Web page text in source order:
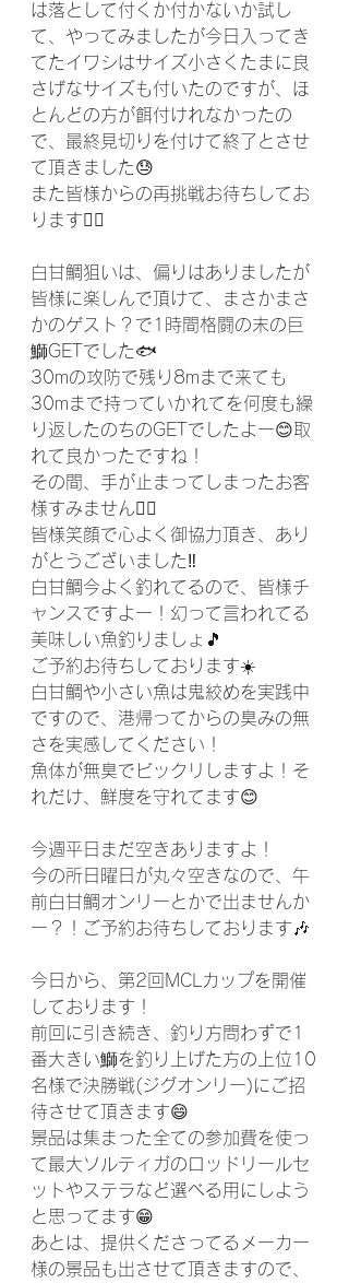
は落として付くか付かないか試し
て、やってみましたが今日入ってき
てたイワシはサイズ小さくたまに良
さげなサイズも付いたのですが、ほ
とんどの方が餌付けれなかったの
で、最終見切りを付けて終了とさせ
て頂きました😓
また皆様からの再挑戦お待ちしてお
ります🙇‍♂️
白甘鯛狙いは、偏りはありましたが
皆様に楽しんで頂けて、まさかまさ
かのゲスト？で1時間格闘の末の巨
鰤GETでした🐟
30mの攻防で残り8mまで来ても
30mまで持っていかれてを何度も繰
り返したのちのGETでしたよー😊取
れて良かったですね！
その間、手が止まってしまったお客
様すみません🙇‍♀️
皆様笑顔で心よく御協力頂き、あり
がとうございました‼️
白甘鯛今よく釣れてるので、皆様チ
ャンスですよー！幻って言われてる
美味しい魚釣りましょ🎵
ご予約お待ちしております☀️
白甘鯛や小さい魚は鬼絞めを実践中
ですので、港帰ってからの臭みの無
さを実感してください！
魚体が無臭でビックリしますよ！そ
れだけ、鮮度を守れてます😊
今週平日まだ空きありますよ！
今の所日曜日が丸々空きなので、午
前白甘鯛オンリーとかで出ませんか
ー？！ご予約お待ちしております🎶
今日から、第2回MCLカップを開催
しております！
前回に引き続き、釣り方問わずで1
番大きい鰤を釣り上げた方の上位10
名様で決勝戦(ジグオンリー)にご招
待させて頂きます😄
景品は集まった全ての参加費を使っ
て最大ソルティガのロッドリールセ
ットやステラなど選べる用にしよう
と思ってます😁
あとは、提供くださってるメーカー
様の景品も出させて頂きますので、